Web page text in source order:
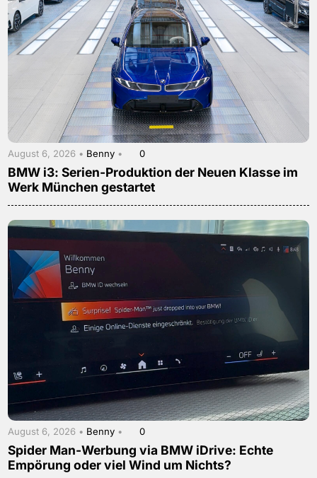
August 6, 2026 • Benny • 0
BMW i3: Serien-Produktion der Neuen Klasse im
Werk München gestartet
August 6, 2026 • Benny • 0
Spider Man-Werbung via BMW iDrive: Echte
Empörung oder viel Wind um Nichts?